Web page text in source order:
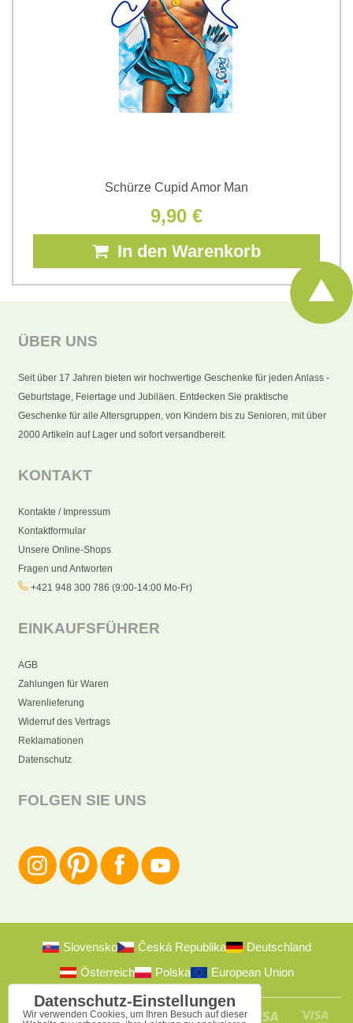
Schürze Cupid Amor Man
9,90 €
In den Warenkorb
ÜBER UNS
Seit über 17 Jahren bieten wir hochwertige Geschenke für jeden Anlass -
Geburtstage, Feiertage und Jubiläen. Entdecken Sie praktische
Geschenke für alle Altersgruppen, von Kindern bis zu Senioren, mit über
2000 Artikeln auf Lager und sofort versandbereit.
KONTAKT
Kontakte / Impressum
Kontaktformular
Unsere Online-Shops
Fragen und Antworten
+421 948 300 786 (9:00-14:00 Mo-Fr)
EINKAUFSFÜHRER
AGB
Zahlungen für Waren
Warenlieferung
Widerruf des Vertrags
Reklamationen
Datenschutz
FOLGEN SIE UNS
Slovensko Česká Republika
Deutschland
Österreich
Polska European Union
Datenschutz-Einstellungen
Wir verwenden Cookies, um Ihren Besuch auf dieser